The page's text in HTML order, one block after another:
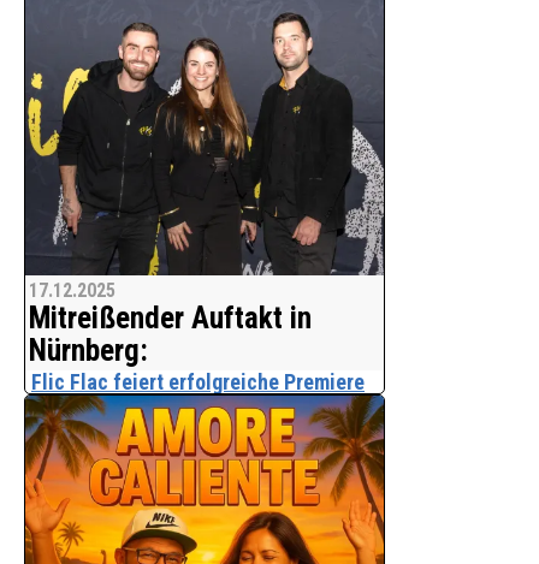
www.show-universum.de hat monatlich über 2
Millionen Aktionen.
Mit Ihren kostenlosen Weihnachtsgrüß Eintrag
erreichen Sie die Musik- Show und
Unterhaltungsbranche.
Bitte weitersagen.
Danke
17.12.2025
Mitreißender Auftakt in
Nürnberg:
Flic Flac feiert erfolgreiche Premiere
der neuen X-Mas Show
Am 15. Dezember wurde es plötzlich
ganz still im schwarz-gelben Zelt auf
dem Volksfestplatz. Die Premiere der
brandneuen X-Mas Show startete mit
einer außergewöhnlichen